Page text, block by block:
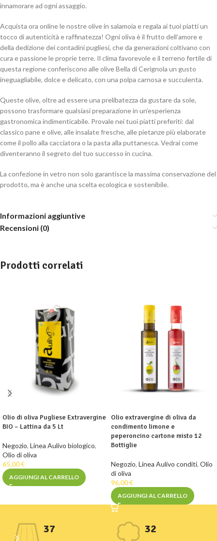
innamorare ad ogni assaggio.
Acquista ora online le nostre olive in salamoia e regala ai tuoi piatti un
tocco di autenticità e raffinatezza! Ogni oliva è il frutto dell’amore e
della dedizione dei contadini pugliesi, che da generazioni coltivano con
cura e passione le proprie terre. Il clima favorevole e il terreno fertile di
questa regione conferiscono alle olive Bella di Cerignola un gusto
ineguagliabile, dolce e delicato, con una polpa carnosa e succulenta.
Queste olive, oltre ad essere una prelibatezza da gustare da sole,
possono trasformare qualsiasi preparazione in un’esperienza
gastronomica indimenticabile. Provale nei tuoi piatti preferiti: dal
classico pane e olive, alle insalate fresche, alle pietanze più elaborate
come il pollo alla cacciatora o la pasta alla puttanesca. Vedrai come
diventeranno il segreto del tuo successo in cucina.
La confezione in vetro non solo garantisce la massima conservazione del
prodotto, ma è anche una scelta ecologica e sostenibile.
Informazioni aggiuntive
Recensioni (0)
Prodotti correlati
Olio di oliva Pugliese Extravergine
BIO – Lattina da 5 Lt
Negozio, Linea Aulivo biologico,
Olio di oliva
65,00€
AGGIUNGI AL CARRELLO
Olio extravergine di oliva da
condimento limone e
peperoncino cartone misto 12
Bottiglie
Negozio, Linea Aulivo conditi, Olio
di oliva
96,00€
AGGIUNGI AL CARRELLO
37 32